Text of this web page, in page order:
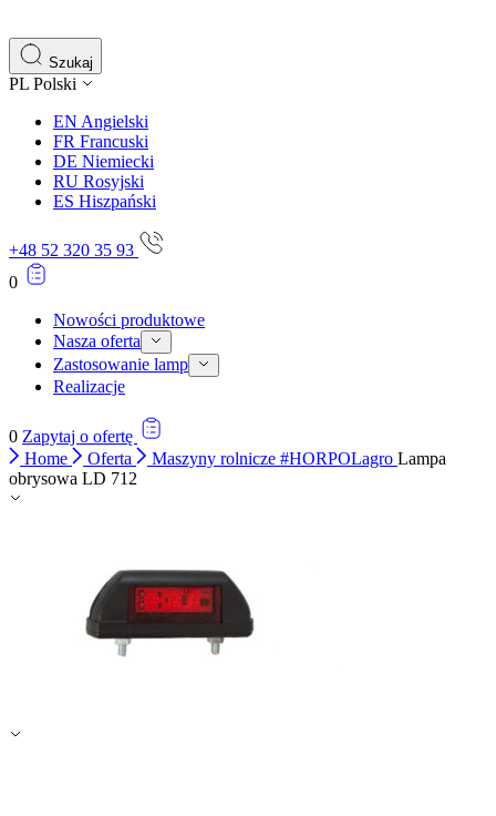
Szukaj
PL Polski
EN Angielski
FR Francuski
DE Niemiecki
RU Rosyjski
ES Hiszpański
+48 52 320 35 93
0
Nowości produktowe
Nasza oferta
Zastosowanie lamp
Realizacje
0 Zapytaj o ofertę
Home
Oferta Maszyny rolnicze #HORPOLagro Lampa
obrysowa LD 712
istotne i interesujące dla poszczególnych użytkowników
Nieklasyfikowane
Nieklasyfikowane pliki cookie, to pliki, które są w